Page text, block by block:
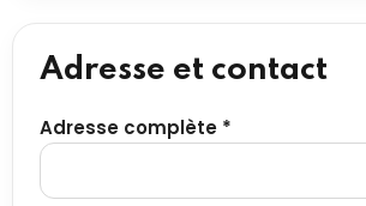
Adresse et contact
Adresse complète *